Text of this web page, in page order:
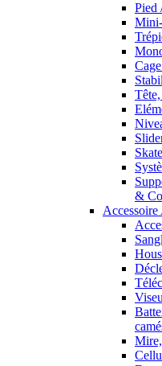
Pied
&
Accessoire